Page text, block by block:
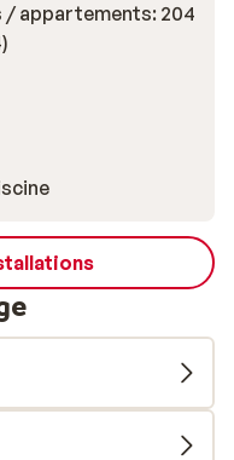
/ appartements: 204